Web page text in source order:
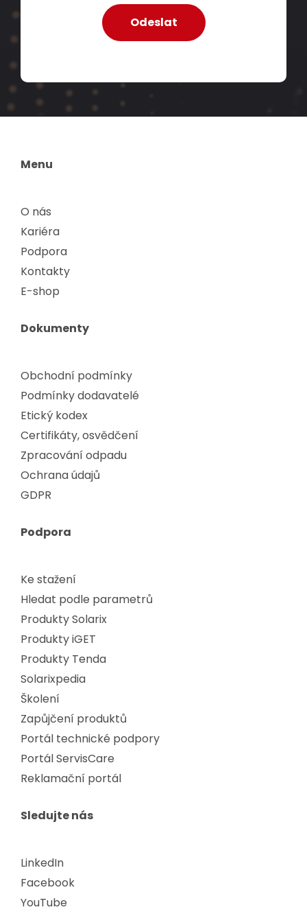
Menu
O nás
Kariéra
Podpora
Kontakty
E-shop
Dokumenty
Obchodní podmínky
Podmínky dodavatelé
Etický kodex
Certifikáty, osvědčení
Zpracování odpadu
Ochrana údajů
GDPR
Podpora
Ke stažení
Hledat podle parametrů
Produkty Solarix
Produkty iGET
Produkty Tenda
Solarixpedia
Školení
Zapůjčení produktů
Portál technické podpory
Portál ServisCare
Reklamační portál
Sledujte nás
LinkedIn
Facebook
YouTube